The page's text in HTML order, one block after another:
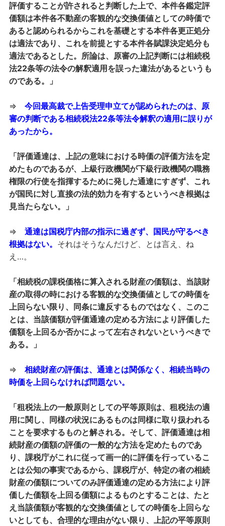
評価することが許されると判断した上で、本件各鑑定評
価額は本件各不動産の客観的な交換価値としての時価で
あると認められるからこれを基礎とする本件各更正処分
は適法であり、これを前提とする本件各賦課決定処分も
適法であるとした。所論は、原審の上記判断には相続税
法22条等の法令の解釈適用を誤った違法があるというも
のである。」
⇒ 今回最高裁で上告受理申立てが認められたのは、原
審の判断である相続税法22条等法令解釈の適用に誤りが
あったから。
「評価通達は、上記の意味における時価の評価方法を定
めたものであるが、上級行政機関が下級行政機関の職務
権限の行使を指揮するために発した通達にすぎず、これ
が国民に対し直接の法的効力を有するというべき根拠は
見当たらない。」
⇒ 通達は国税庁内部の指示に過ぎず、国民が守るべき
根拠はない。 それはそうなんだけど、とは言え、ね
え…。
「相続税の課税価格に算入される財産の価額は、当該財
産の取得の時における客観的な交換価値としての時価を
上回らない限り、同条に違反するものではなく、このこ
とは、当該価額が評価通達の定める方法により評価した
価額を上回るか否かによって左右されないというべきで
ある。」
⇒ 相続財産の評価は、通達とは関係なく、相続当時の
時価を上回らなければ問題ない。
「租税法上の一般原則としての平等原則は、租税法の適
用に関し、同様の状況にあるものは同様に取り扱われる
ことを要求するものと解される。そして、評価通達は相
続財産の価額の評価の一般的な方法を定めたものであ
り、課税庁がこれに従って画一的に評価を行っているこ
とは公知の事実であるから、課税庁が、特定の者の相続
財産の価額についてのみ評価通達の定める方法により評
価した価額を上回る価額によるものとすることは、たと
え当該価額が客観的な交換価値としての時価を上回らな
いとしても、合理的な理由がない限り、上記の平等原則